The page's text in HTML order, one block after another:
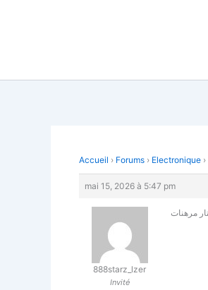
Accueil › Forums › Electronique ›
mai 15, 2026 à 5:47 pm
888starz_lzer
Invité